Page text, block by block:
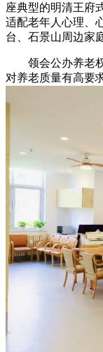
座典型的明清王府
适配老年人心理、
台、石景山周边家
领会公办养老权
对养老质量有高要